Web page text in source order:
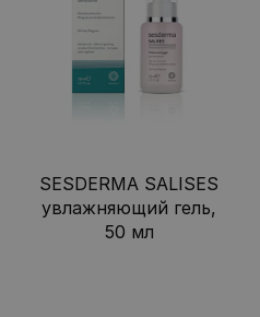
SESDERMA SALISES
увлажняющий гель,
50 мл